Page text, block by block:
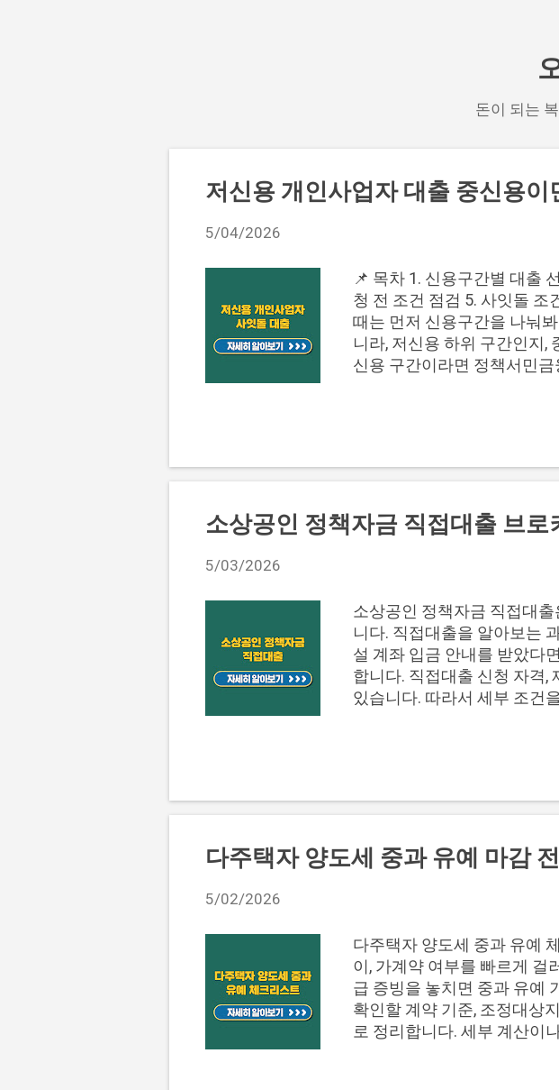
돈이 되는
저신용 개인사업자 대출 중신용이
5/04/2026
📌 목차 1. 신용구간별 대출
청 전 조건 점검 5. 사잇돌 조
때는 먼저 신용구간을 나눠
니라, 저신용 하위 구간인지,
신용 구간이라면 정책서민금
저신용 개인사업자 대출은
사장님 사잇돌대출 조건을
구간: 사장님 사잇돌 조건 확
력 있음: 보증 심사 제한 가
흐름, 기존 채무에 따라 먼
성이 있는 개인사업자라면
인해야 합니다. 이 상품은
를 중심으로 사업자 특성을
소상공인 정책자금 직접대출 브로
5/03/2026
소상공인 정책자금 직접대
니다. 직접대출을 알아보는
설 계좌 입금 안내를 받았다
합니다. 직접대출 신청 자격,
있습니다. 따라서 세부 조건
출 보장 대응 순서 5. 자주
출은 공식 공고와 심사 기준
를 확정적으로 말하면 의심
수 제안: 승인 조건처럼 안내
상담보다 위험 신호가 커질
야 합니다. 직접대출 세부 조
가능 여부, 금리, 한도, 제출
인하는 것이 좋습니다. 공식
다주택자 양도세 중과 유예 마감
5/02/2026
다주택자 양도세 중과 유예
이, 가계약 여부를 빠르게 걸
급 증빙을 놓치면 중과 유예
확인할 계약 기준, 조정대상
로 정리합니다. 세부 계산이